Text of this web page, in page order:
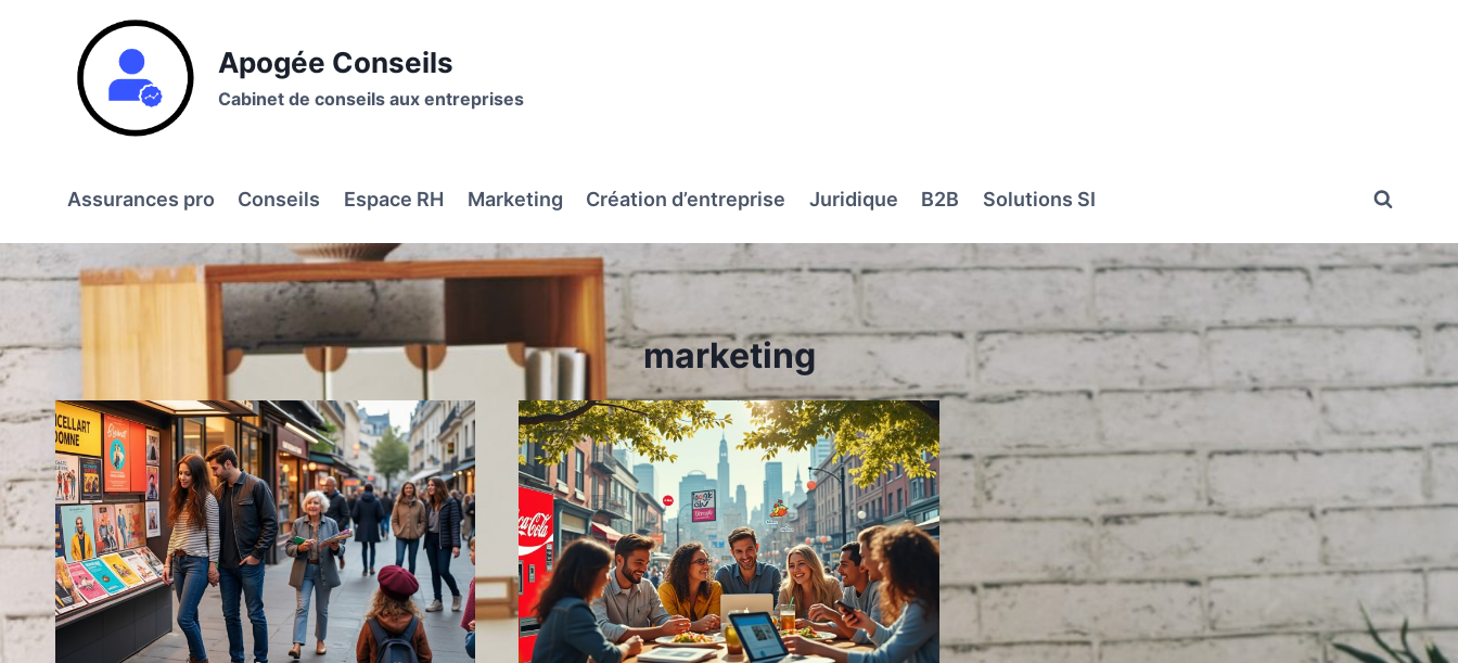
Apogée Conseils
Cabinet de conseils aux entreprises
Assurances pro Conseils Espace RH Marketing Création d’entreprise Juridique B2B Solutions SI
marketing